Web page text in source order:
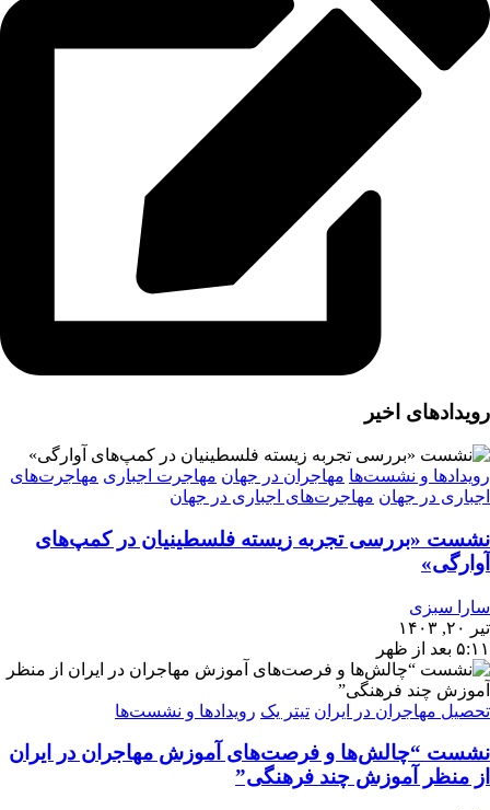
رویدادهای اخیر
رویدادها و نشست‌ها مهاجران در جهان مهاجرت اجباری مهاجرت‌های
اجباری در جهان مهاجرت‌های اجباری در جهان
نشست «بررسی تجربه‌ زیسته فلسطینیان در کمپ‌های
آوارگی»
سارا سبزی
تیر ۲۰, ۱۴۰۳
۵:۱۱ بعد از ظهر
تحصیل مهاجران در ایران تیتر یک رویدادها و نشست‌ها
نشست “چالش‌ها و فرصت‌های آموزش مهاجران در ایران
از منظر آموزش چند فرهنگی”